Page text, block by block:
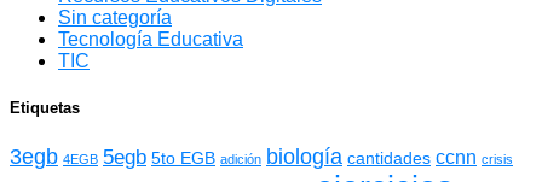
Sin categoría
Tecnología Educativa
TIC
Etiquetas
3egb 4EGB 5egb 5to EGB adición biología cantidades ccnn crisis